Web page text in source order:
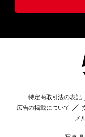
特定商取引法の表記
広告の掲載について
メ